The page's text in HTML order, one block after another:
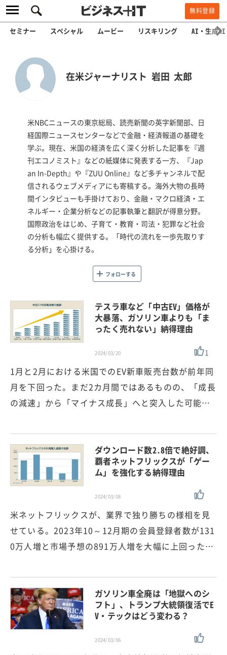
無料登録
セミナー スペシャル ムービー リスキリング AI・生成AI
在米ジャーナリスト 岩田 太郎
米NBCニュースの東京総局、読売新聞の英字新聞部、日
経国際ニュースセンターなどで金融・経済報道の基礎を
学ぶ。現在、米国の経済を広く深く分析した記事を『週
刊エコノミスト』などの紙媒体に発表する一方、『Jap
an In-Depth』や『ZUU Online』など多チャンネルで配
信されるウェブメディアにも寄稿する。海外大物の長時
間インタビューも手掛けており、金融・マクロ経済・エ
ネルギー・企業分析などの記事執筆と翻訳が得意分野。
国際政治をはじめ、子育て・教育・司法・犯罪など社会
の分析も幅広く提供する。「時代の流れを一歩先取りす
る分析」を心掛ける。
フォローする
テスラ車など「中古EV」価格が
大暴落、ガソリン車よりも「ま
ったく売れない」納得理由
2024/03/20 1
1月と2月における米国でのEV新車販売台数が前年同
月を下回った。まだ2カ月間ではあるものの、「成長
の減速」から「マイナス成長」へと突入した可能…
ダウンロード数2.8倍で絶好調、
覇者ネットフリックスが「ゲー
ム」を強化する納得理由
2024/03/08
米ネットフリックスが、業界で独り勝ちの様相を見
せている。2023年10～12月期の会員登録者数が131
0万人増と市場予想の891万人増を大幅に上回った…
ガソリン車全廃は「地獄へのシ
フト」、トランプ大統領復活でE
V・テックはどう変わる？
2024/03/06